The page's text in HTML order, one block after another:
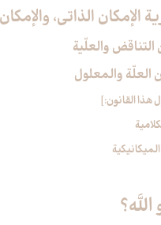
الإمكان الذاتي،
التناقض والعلّية
العلّة والمعلول‏
القانون:]
اللَّه؟